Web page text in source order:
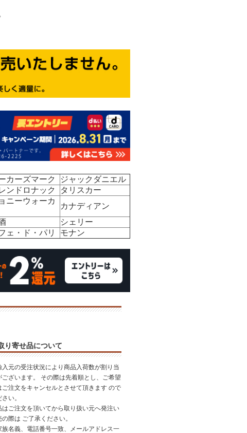
カーズマーク
ジャックダニエル
ンドロナック
タリスカー
ニーウォーカ
カナディアン
シェリー
ェ・ド・パリ モナン
り寄せ品について
入元の受注状況により商品入荷数が割り当
ざいます。 その際は先着順とし、ご希望
注文をキャンセルとさせて頂きます ので
い。
はご注文を頂いてから取り扱い元へ発注い
際は ご了承ください。
族名義、電話番号一致、メールアドレス一